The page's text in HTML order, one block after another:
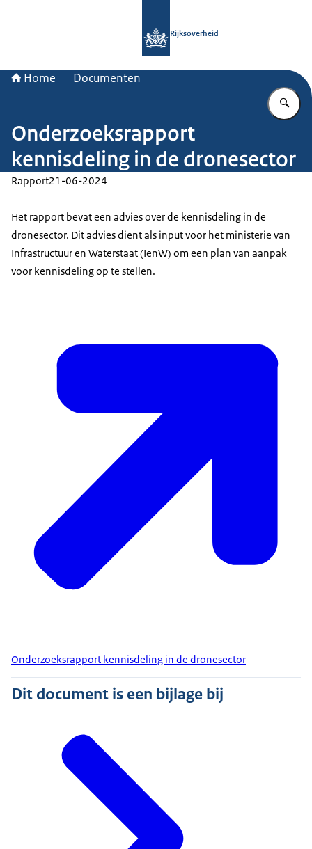
Rijksoverheid
Home Documenten
Onderzoeksrapport
kennisdeling in de dronesector
Rapport21-06-2024
Het rapport bevat een advies over de kennisdeling in de
dronesector. Dit advies dient als input voor het ministerie van
Infrastructuur en Waterstaat (IenW) om een plan van aanpak
voor kennisdeling op te stellen.
Onderzoeksrapport kennisdeling in de dronesector
Dit document is een bijlage bij